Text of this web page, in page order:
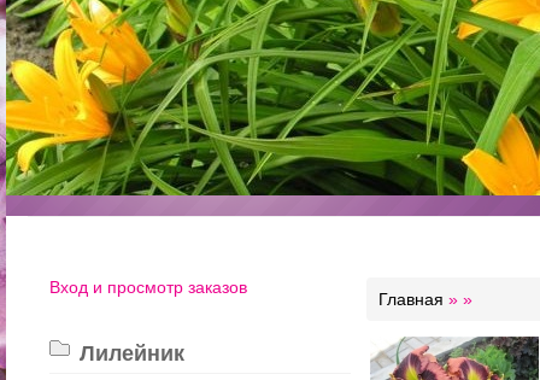
Вход и просмотр заказов
Лилейник
Главная » »